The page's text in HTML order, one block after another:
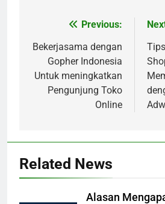
navigation
Previous:
Bekerjasama dengan
Gopher Indonesia
Untuk meningkatkan
Pengunjung Toko
Online
Related News
Alasan